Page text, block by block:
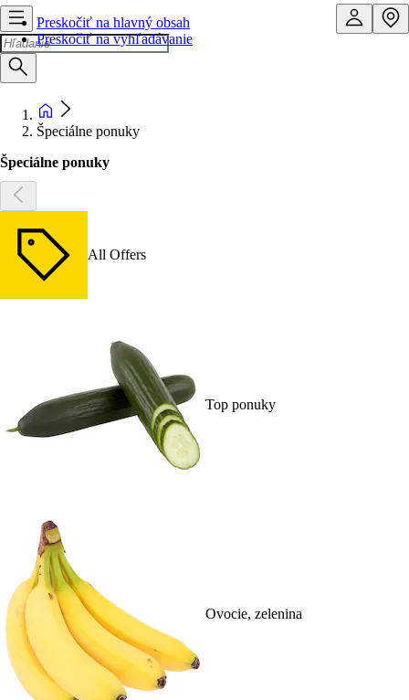
Preskočiť na hlavný obsah
Preskočiť na vyhľadávanie
Špeciálne ponuky
Špeciálne ponuky
All Offers
Top ponuky
Ovocie, zelenina